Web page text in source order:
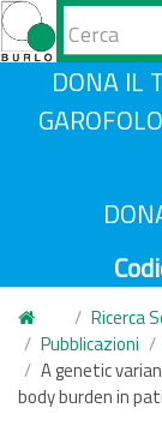
Form
di
Cerca
DONA IL
Ricerca
Pubblicazioni
A genetic
body burden in